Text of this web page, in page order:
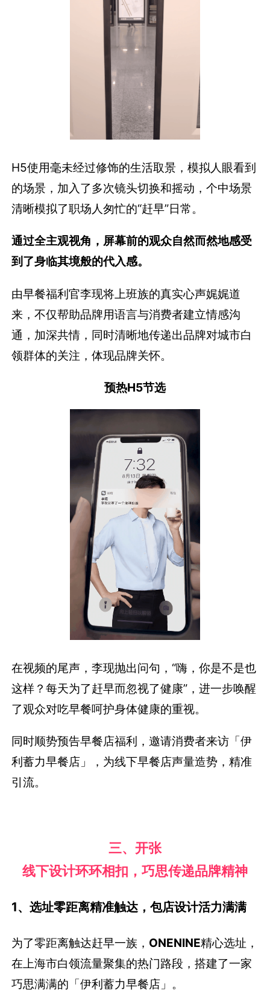
H5使用毫未经过修饰的生活取景，模拟人眼看到
的场景，加入了多次镜头切换和摇动，个中场景
清晰模拟了职场人匆忙的“赶早”日常。
通过全主观视角，屏幕前的观众自然而然地感受
到了身临其境般的代入感。
由早餐福利官李现将上班族的真实心声娓娓道
来，不仅帮助品牌用语言与消费者建立情感沟
通，加深共情，同时清晰地传递出品牌对城市白
领群体的关注，体现品牌关怀。
预热H5节选
在视频的尾声，李现抛出问句，“嗨，你是不是也
这样？每天为了赶早而忽视了健康”，进一步唤醒
了观众对吃早餐呵护身体健康的重视。
同时顺势预告早餐店福利，邀请消费者来访「伊
利蓄力早餐店」，为线下早餐店声量造势，精准
引流。
三、开张
线下设计环环相扣，巧思传递品牌精神
1、选址零距离精准触达，包店设计活力满满
为了零距离触达赶早一族， ONENINE精心选址，
在上海市白领流量聚集的热门路段，搭建了一家
巧思满满的「伊利蓄力早餐店」。